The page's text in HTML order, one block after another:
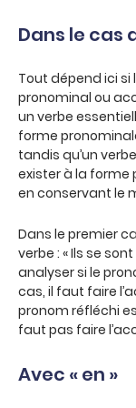
Dans le cas
Tout dépend ici
pronominal ou
un verbe
forme
tandis qu’un
exister à la forme
en conservant le
Dans le premier
verbe : « Ils se
analyser si le
cas, il faut faire
pronom réfléchi
faut pas faire
Avec « en »